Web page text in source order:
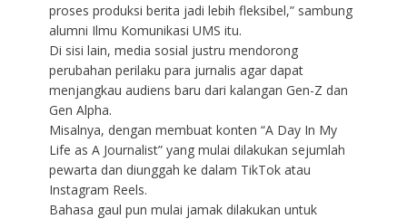
proses produksi berita jadi lebih fleksibel,” sambung
alumni Ilmu Komunikasi UMS itu.
Di sisi lain, media sosial justru mendorong
perubahan perilaku para jurnalis agar dapat
menjangkau audiens baru dari kalangan Gen-Z dan
Gen Alpha.
Misalnya, dengan membuat konten “A Day In My
Life as A Journalist” yang mulai dilakukan sejumlah
pewarta dan diunggah ke dalam TikTok atau
Instagram Reels.
Bahasa gaul pun mulai jamak dilakukan untuk